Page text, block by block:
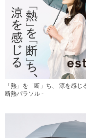
「熱」を「断」ち、 涼を感じ
断熱パラソル -